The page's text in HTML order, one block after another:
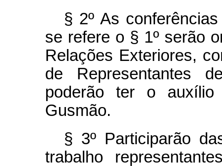
§ 2º As
se refere o § 1º serão
Relações Exteriores,
de Representantes
poderão ter o auxílio
Gusmão.
§ 3º Participarão
trabalho